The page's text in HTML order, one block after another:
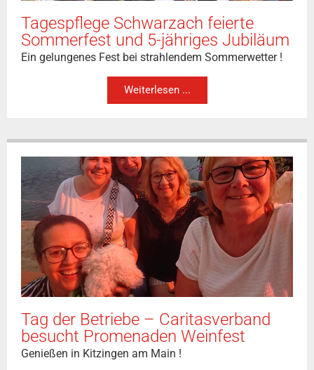
Tagespflege Schwarzach feierte
Sommerfest und 5-jähriges Jubiläum
Ein gelungenes Fest bei strahlendem Sommerwetter !
Weiterlesen ...
Tag der Betriebe – Caritasverband
besucht Promenaden Weinfest
Genießen in Kitzingen am Main !